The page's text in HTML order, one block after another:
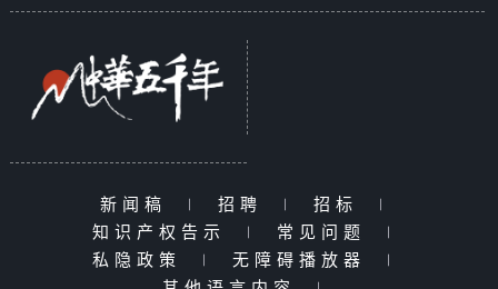
新闻稿 | 招聘 | 招标
|
知识产权告示
| 常见问题
|
私隐政策
| 无障碍播放器
|